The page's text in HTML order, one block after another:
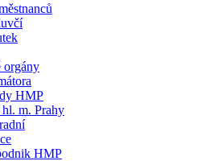
orgány
HMP
hl. m. Prahy
HMP